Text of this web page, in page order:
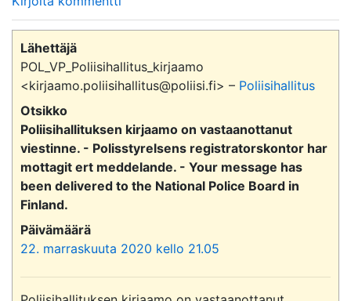
Lähettäjä
POL_VP_Poliisihallitus_kirjaamo
<kirjaamo.poliisihallitus@poliisi.fi> – Poliisihallitus
Otsikko
Poliisihallituksen kirjaamo on vastaanottanut
viestinne. - Polisstyrelsens registratorskontor har
mottagit ert meddelande. - Your message has
been delivered to the National Police Board in
Finland.
Päivämäärä
22. marraskuuta 2020 kello 21.05